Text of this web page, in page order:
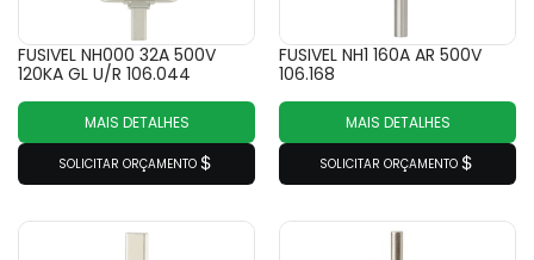
FUSIVEL NH000 32A 500V
120KA GL U/R 106.044
MAIS DETALHES
SOLICITAR ORÇAMENTO
FUSIVEL NH1 160A AR 500V
106.168
MAIS DETALHES
SOLICITAR ORÇAMENTO